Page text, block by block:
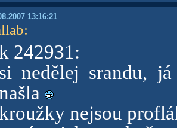
13:16:21
:
242931:
si nedělej srandu,
nejsou